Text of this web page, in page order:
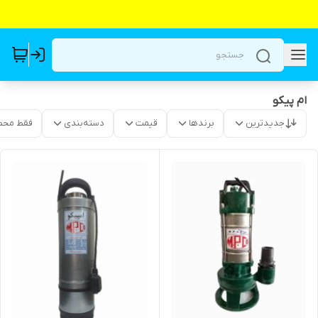
ام پیکو
جدیدترین برندها قیمت دسته‌بندی فقط